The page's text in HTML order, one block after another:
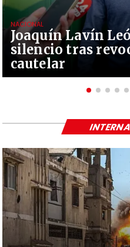
Joaquín Lavín
silencio tras
cautelar
NACIONAL